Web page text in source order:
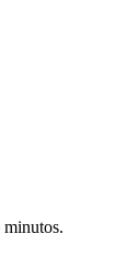
minutos.